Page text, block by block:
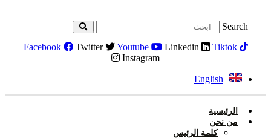
Search
Facebook
Twitter Youtube Linkedin
Tiktok
Instagram
English
الرئيسية
من نحن
كلمة الرئيس